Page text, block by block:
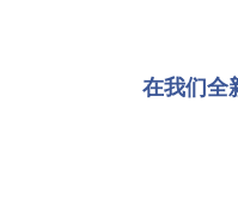
在我们全